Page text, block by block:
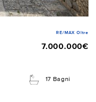
RE/MAX Oltre
7.000.000€
17 Bagni